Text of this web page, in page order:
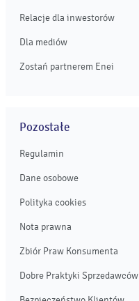
Relacje dla inwestorów
Dla mediów
Zostań partnerem Enei
Pozostałe
Regulamin
Dane osobowe
Polityka cookies
Nota prawna
Zbiór Praw Konsumenta
Dobre Praktyki Sprzedawców